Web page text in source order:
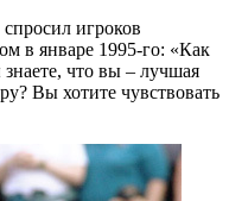
игроков
в январе 1995-го: «Как
знаете, что вы – лучшая
Вы хотите чувствовать